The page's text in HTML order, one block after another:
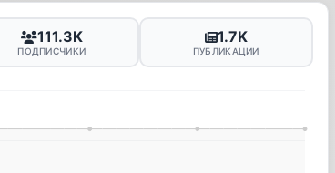
111.3K
ПОДПИСЧИКИ
1.7K
ПУБЛИКАЦИИ